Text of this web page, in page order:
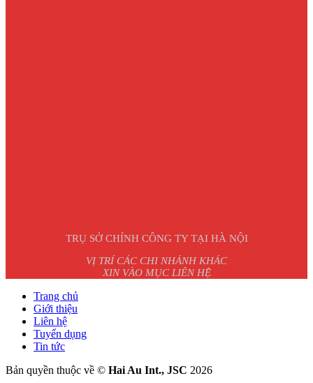
TRỤ SỞ CHÍNH CÔNG TY TẠI HÀ NỘI
VỊ TRÍ CÁC CHI NHÁNH KHÁC
XIN VÀO MỤC LIÊN HỆ
Trang chủ
Giới thiệu
Liên hệ
Tuyển dụng
Tin tức
Bản quyền thuộc về © Hai Au Int., JSC 2026